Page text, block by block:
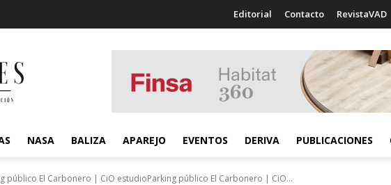
Editorial Contacto RevistaVAD
NASA BALIZA APAREJO EVENTOS DERIVA PUBLICACIONES
público El Carbonero | CiO estudioParking público El Carbonero | CiO...